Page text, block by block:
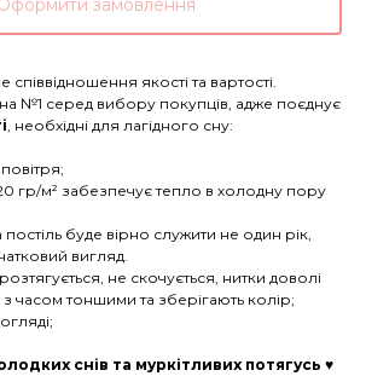
замовлення
співвідношення якості та вартості.
№1 серед вибору покупців, адже поєднує
, необхідні для лагідного сну:
гр/м² забезпечує тепло в холодну пору
постіль буде вірно служити не один рік,
вигляд.
розтягується, не скочується, нитки доволі
з часом тоншими та зберігають колір;
снів та муркітливих потягусь ♥